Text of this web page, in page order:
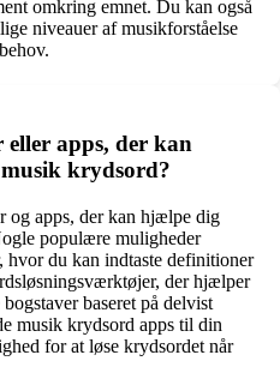
omkring emnet. Du kan også
niveauer af musikforståelse
apps, der kan
krydsord?
og apps, der kan hjælpe dig
populære muligheder
hvor du kan indtaste definitioner
der hjælper
baseret på delvist
musik krydsord apps til din
for at løse krydsordet når